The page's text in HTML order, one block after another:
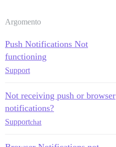
Argomento
Push Notifications Not
functioning
Support
Not receiving push or browser
notifications?
Supportchat